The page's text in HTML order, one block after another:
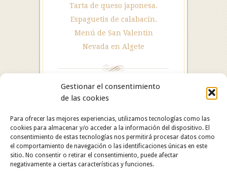
Gestionar el consentimiento
de las cookies
Para ofrecer las mejores experiencias, utilizamos tecnologías como las
cookies para almacenar y/o acceder a la información del dispositivo. El
consentimiento de estas tecnologías nos permitirá procesar datos como
el comportamiento de navegación o las identificaciones únicas en este
sitio. No consentir o retirar el consentimiento, puede afectar
negativamente a ciertas características y funciones.
Tarta de queso japonesa.
Espaguetis de calabacín.
Menú de San Valentín
Nevada en Algete